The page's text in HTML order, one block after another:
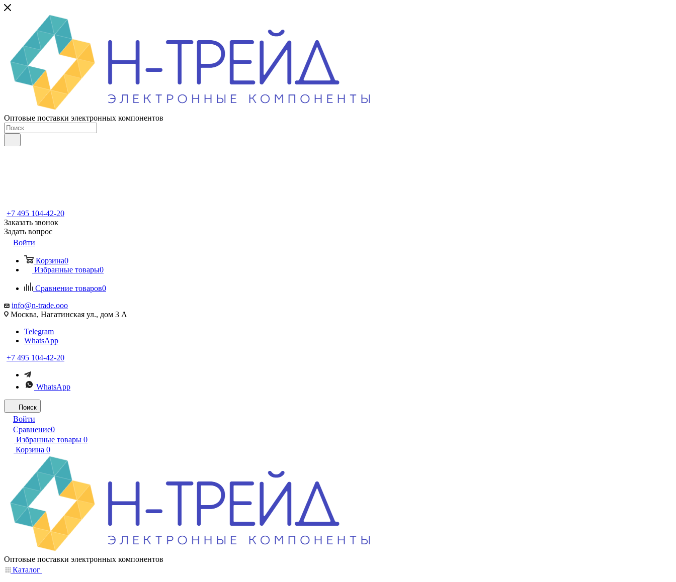
Оптовые поставки электронных компонентов
+7 495 104-42-20
Заказать звонок
Задать вопрос
Войти
Корзина0
Избранные товары0
Сравнение товаров0
info@n-trade.ooo
Москва, Нагатинская ул., дом 3 А
Telegram
WhatsApp
+7 495 104-42-20
WhatsApp
Поиск
Войти
Сравнение0
Избранные товары 0
Корзина 0
Оптовые поставки электронных компонентов
Каталог